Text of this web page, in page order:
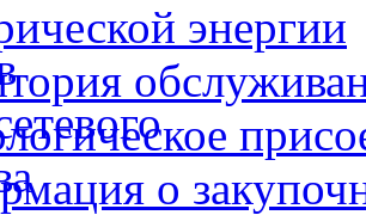
энергии
о